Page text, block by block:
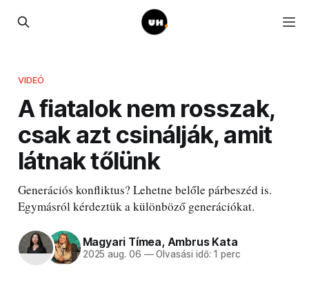
VIDEÓ
A fiatalok nem rosszak,
csak azt csinálják, amit
látnak tőlünk
Generációs konfliktus? Lehetne belőle párbeszéd is.
Egymásról kérdeztük a különböző generációkat.
Magyari Tímea, Ambrus Kata
2025 aug. 06 —Olvasási idő: 1 perc